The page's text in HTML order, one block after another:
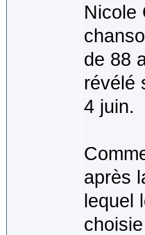
Nicole
de 88
révélé
4 juin.
après
lequel